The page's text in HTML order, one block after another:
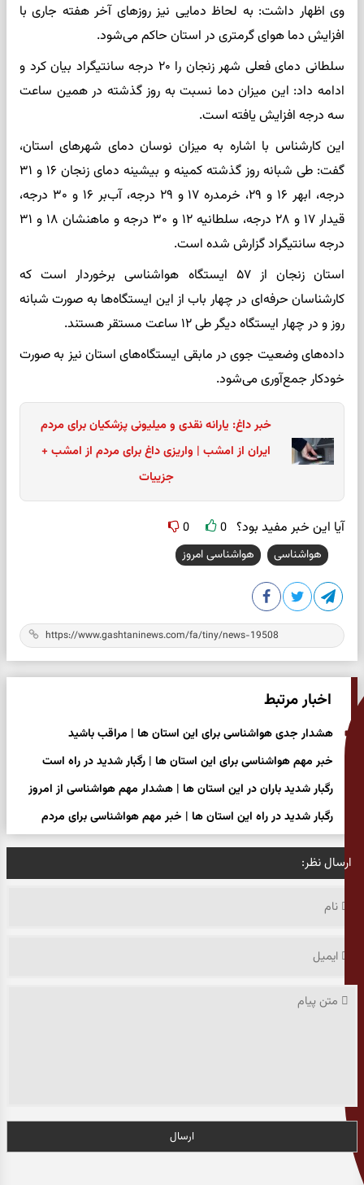
وی اظهار داشت: به لحاظ دمایی نیز روزهای آخر هفته جاری با
افزایش دما هوای گرمتری در استان حاکم می‌شود.
سلطانی دمای فعلی شهر زنجان را ۲۰ درجه سانتیگراد بیان کرد و
ادامه داد: این میزان دما نسبت به روز گذشته در همین ساعت
سه درجه افزایش یافته است.
این کارشناس با اشاره به میزان نوسان دمای شهرهای استان،
گفت: طی شبانه روز گذشته کمینه و بیشینه دمای زنجان ۱۶ و ۳۱
درجه، ابهر ۱۶ و ۲۹،‌ خرمدره ۱۷ و ۲۹ درجه، آب‌بر ۱۶ و ۳۰ درجه،
قیدار ۱۷ و ۲۸ درجه، سلطانیه ۱۲ و ۳۰ درجه و ماهنشان ۱۸ و ۳۱
درجه سانتیگراد گزارش شده است.
استان زنجان از ۵۷ ایستگاه هواشناسی برخوردار است که
کارشناسان حرفه‌ای در چهار باب از این ایستگاه‌ها به صورت شبانه
روز و در چهار ایستگاه دیگر طی ۱۲ ساعت مستقر هستند.
داده‌های وضعیت جوی در مابقی ایستگاه‌های استان نیز به صورت
خودکار جمع‌آوری می‌شود.
خبر داغ: یارانه نقدی و میلیونی پزشکیان برای مردم
ایران از امشب | واریزی داغ برای مردم از امشب +
جزییات
آیا این خبر مفید بود؟ 0
0
هواشناسی هواشناسی امروز
اخبار مرتبط
هشدار جدی هواشناسی برای این استان ها | مراقب باشید
خبر مهم هواشناسی برای این استان ها | رگبار شدید در راه است
رگبار شدید باران در این استان ها | هشدار مهم هواشناسی از امروز
رگبار شدید در راه این استان ها | خبر مهم هواشناسی برای مردم
ارسال نظر:
ارسال